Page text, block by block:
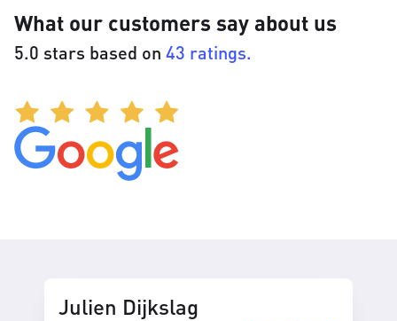
What our customers say about us
5.0 stars based on 43 ratings.
Julien Dijkslag